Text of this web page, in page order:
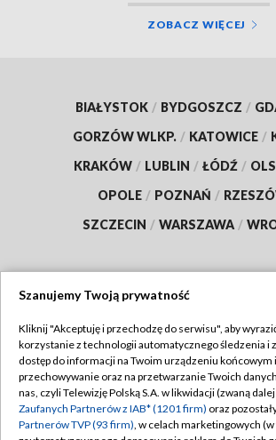
ZOBACZ WIĘCEJ
BIAŁYSTOK / BYDGOSZCZ /
GORZÓW WLKP. / KATOWICE /
KRAKÓW / LUBLIN / ŁÓDŹ /
OPOLE / POZNAŃ /
SZCZECIN / WARSZAWA /
TVP
Abonament TVP
Emisja w TVP
Centrum informacji TVP
Regulamin TVP
Polityka prywatności
Szanujemy Twoją prywatność
Kliknij "Akceptuję i przechodzę do serwisu", aby
korzystanie z technologii automatycznego śledzenia i
dostęp do informacji na Twoim urządzeniu końcowym
przechowywanie oraz na przetwarzanie Twoich
nas, czyli Telewizję Polską S.A. w likwidacji (zwaną
Zaufanych Partnerów z IAB* (1201 firm) oraz
Partnerów TVP (93 firm), w celach marketingowych